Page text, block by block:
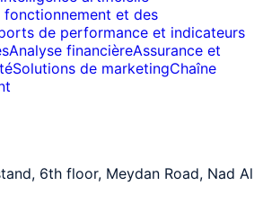
et des
de performance et indicateurs
Analyse financièreAssurance et
Solutions de marketingChaîne
6th floor, Meydan Road, Nad Al